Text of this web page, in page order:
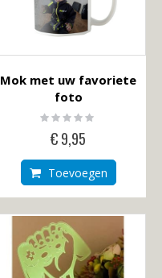
Mok met uw favoriete
foto
Rating:
0%
€ 9,95
Toevoegen